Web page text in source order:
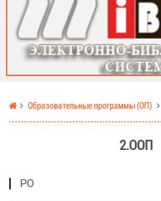
Образовательные программы (ОП)
2.ООП
РО